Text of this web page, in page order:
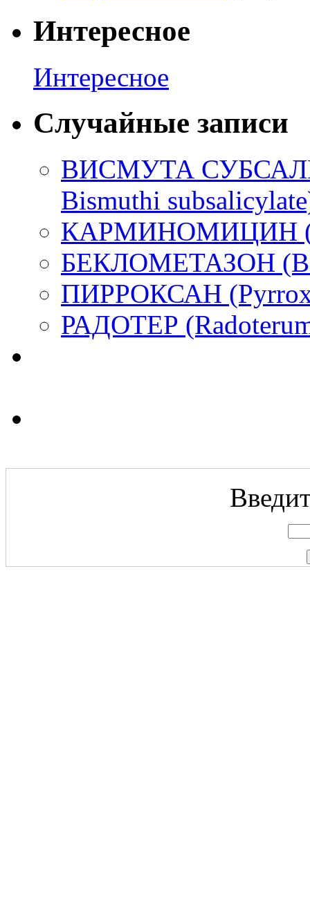
Интересное
Интересное
Случайные записи
ВИСМУТА
Bismuthi
КАРМИНОМИЦИН
БЕКЛОМЕТАЗОН
ПИРРОКСАН
РАДОТЕР